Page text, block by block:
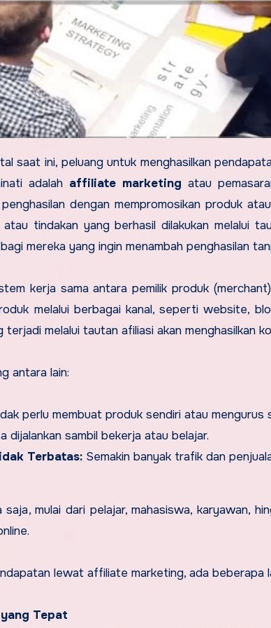
saat ini, peluang untuk menghasilkan
adalah affiliate marketing atau
dengan mempromosikan produk
tindakan yang berhasil dilakukan melalui
mereka yang ingin menambah penghasilan
kerja sama antara pemilik produk
melalui berbagai kanal, seperti website,
terjadi melalui tautan afiliasi akan menghasilkan
antara lain:
perlu membuat produk sendiri atau mengurus
dijalankan sambil bekerja atau belajar.
Terbatas: Semakin banyak trafik dan
mulai dari pelajar, mahasiswa, karyawan,
lewat affiliate marketing, ada beberapa
Tepat